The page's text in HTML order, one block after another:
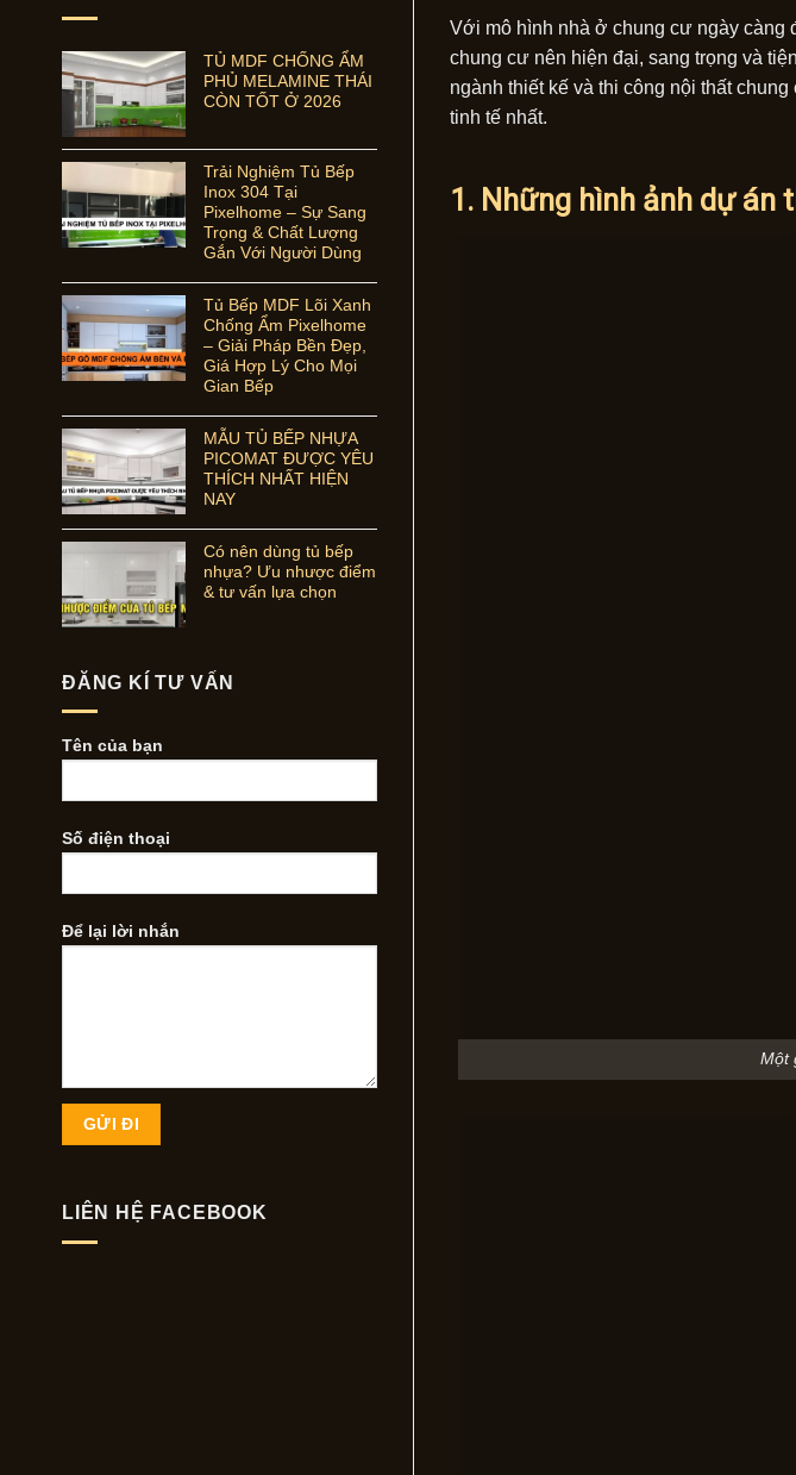
TỦ MDF CHỐNG ẨM
PHỦ MELAMINE THÁI
CÒN TỐT Ở 2026
Trải Nghiệm Tủ Bếp
Inox 304 Tại
Pixelhome – Sự Sang
Trọng & Chất Lượng
Gắn Với Người Dùng
Tủ Bếp MDF Lõi Xanh
Chống Ẩm Pixelhome
– Giải Pháp Bền Đẹp,
Giá Hợp Lý Cho Mọi
Gian Bếp
MẪU TỦ BẾP NHỰA
PICOMAT ĐƯỢC YÊU
THÍCH NHẤT HIỆN
NAY
Có nên dùng tủ bếp
nhựa? Ưu nhược điểm
& tư vấn lựa chọn
ĐĂNG KÍ TƯ VẤN
Tên của bạn
Số điện thoại
Để lại lời nhắn
LIÊN HỆ FACEBOOK
Với mô hình nhà ở chung cư ngày càng
chung cư nên hiện đại, sang trọng và
ngành thiết kế và thi công nội thất
tinh tế nhất.
1. Những hình ảnh dự án
Một